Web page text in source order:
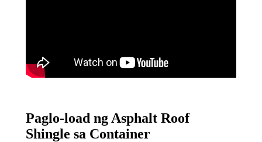
Paglo-load ng Asphalt Roof
Shingle sa Container